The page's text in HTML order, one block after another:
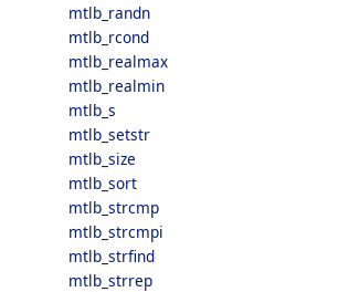
mtlb_randn
mtlb_rcond
mtlb_realmax
mtlb_realmin
mtlb_s
mtlb_setstr
mtlb_size
mtlb_sort
mtlb_strcmp
mtlb_strcmpi
mtlb_strfind
mtlb_strrep